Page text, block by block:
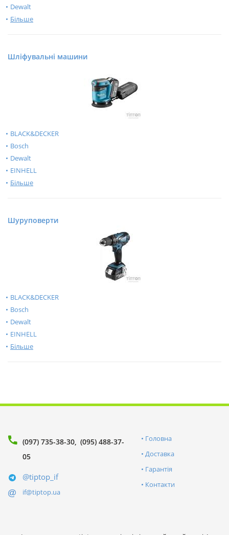
Dewalt
Більше
Шліфувальні машини
BLACK&DECKER
Bosch
Dewalt
EINHELL
Більше
Шуруповерти
BLACK&DECKER
Bosch
Dewalt
EINHELL
Більше
(097) 735-38-30 (095) 488-37-
05
@tiptop_if
if@tiptop.ua
Головна
Доставка
Гарантія
Контакти